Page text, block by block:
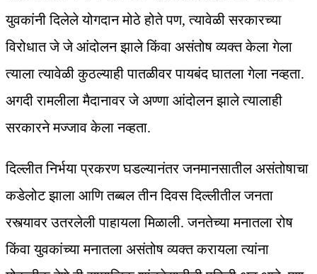
युवकांनी दिलेले योगदान मोठे होते पण, त्यावेळी सरकारच्या
विरोधात जे जे आंदोलन झाले किंवा असंतोष व्यक्त केला गेला
त्याला त्यावेळी कुठल्याही पातळीवर पायबंद घातला गेला नव्हता.
अगदी रामलीला मैदानावर जे अण्णा आंदोलन झाले त्यालाही
सरकारने मज्जाव केला नव्हता.
दिल्लीत निर्भया प्रकरण घडल्यानंतर जनमानसातील असंतोषाचा
कडेलोट झाला आणि तब्बल तीन दिवस दिल्लीतील जनता
रस्त्यावर उतरलेली पाहायला मिळाली. जनतेच्या मनातला रोष
किंवा युवकांच्या मनातला असंतोष व्यक्त करायला त्यांना